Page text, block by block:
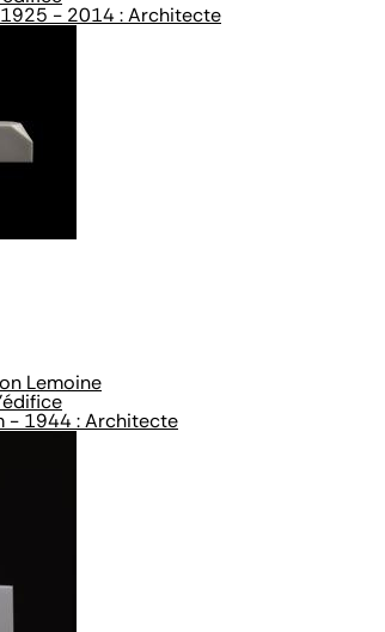
- 2014 : Architecte
Lemoine
- 1944 : Architecte